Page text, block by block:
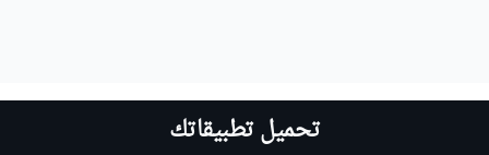
تحميل تطبيقاتك